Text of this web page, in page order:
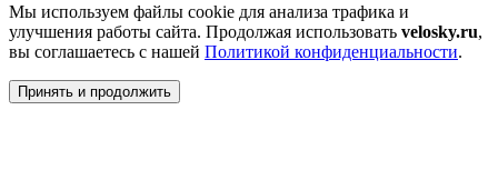
Мы используем файлы cookie для анализа трафика и
улучшения работы сайта. Продолжая использовать velosky.ru,
вы соглашаетесь с нашей Политикой конфиденциальности.
Принять и продолжить